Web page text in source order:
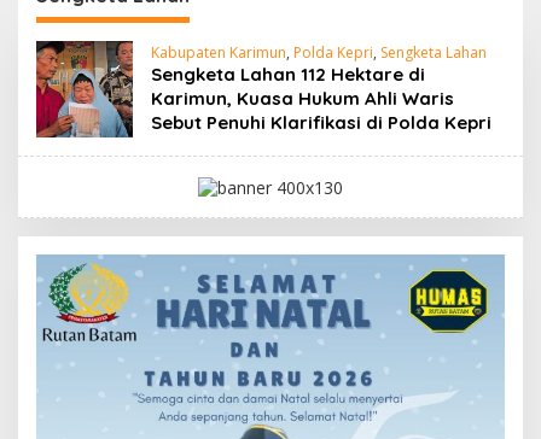
Kabupaten Karimun, Polda Kepri, Sengketa Lahan
Sengketa Lahan 112 Hektare di
Karimun, Kuasa Hukum Ahli Waris
Sebut Penuhi Klarifikasi di Polda Kepri